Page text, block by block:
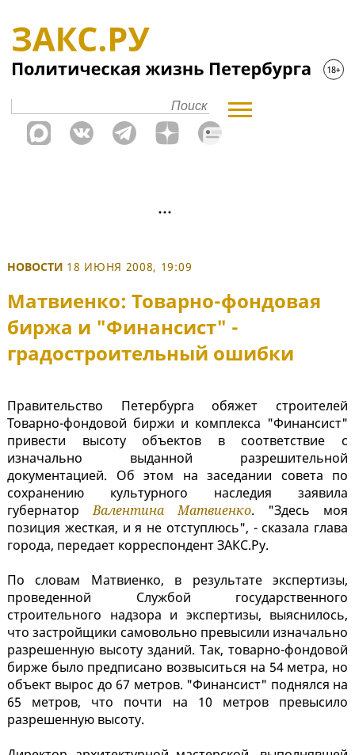
НОВОСТИ 18 ИЮНЯ 2008, 19:09
Матвиенко: Товарно-фондовая
биржа и "Финансист" -
градостроительный ошибки
Правительство Петербурга обяжет строителей
Товарно-фондовой биржи и комплекса "Финансист"
привести высоту объектов в соответствие с
изначально выданной разрешительной
документацией. Об этом на заседании совета по
сохранению культурного наследия заявила
губернаторВалентина Матвиенко. "Здесь моя
позиция жесткая, и я не отступлюсь", - сказала глава
города, передает корреспондент ЗАКС.Ру.
По словам Матвиенко, в результате экспертизы,
проведенной Службой государственного
строительного надзора и экспертизы, выяснилось,
что застройщики самовольно превысили изначально
разрешенную высоту зданий. Так, товарно-фондовой
бирже было предписано возвыситься на 54 метра, но
объект вырос до 67 метров. "Финансист" поднялся на
65 метров, что почти на 10 метров превысило
разрешенную высоту.